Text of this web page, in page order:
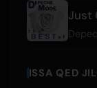
Just
ISSA QED